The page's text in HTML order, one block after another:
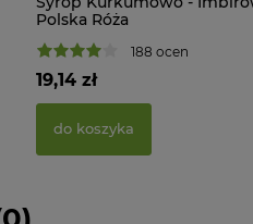
Polska Róża
188 ocen
19,14 zł
do koszyka